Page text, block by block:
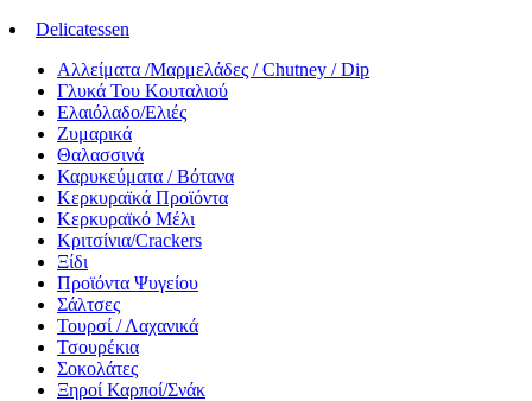
Delicatessen
Αλλείματα /Μαρμελάδες / Chutney / Dip
Γλυκά Του Κουταλιού
Ελαιόλαδο/Ελιές
Ζυμαρικά
Θαλασσινά
Καρυκεύματα / Βότανα
Κερκυραϊκά Προϊόντα
Κερκυραϊκό Μέλι
Κριτσίνια/Crackers
Ξίδι
Προϊόντα Ψυγείου
Σάλτσες
Τουρσί / Λαχανικά
Τσουρέκια
Σοκολάτες
Ξηροί Καρποί/Σνάκ